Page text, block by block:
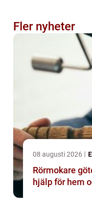
Fler nyheter
08 augusti 2026
Rörmokare göteborg så
hjälp för hem